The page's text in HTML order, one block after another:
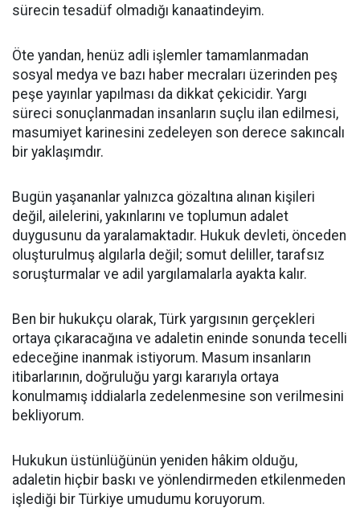
sürecin tesadüf olmadığı kanaatindeyim.
Öte yandan, henüz adli işlemler tamamlanmadan
sosyal medya ve bazı haber mecraları üzerinden peş
peşe yayınlar yapılması da dikkat çekicidir. Yargı
süreci sonuçlanmadan insanların suçlu ilan edilmesi,
masumiyet karinesini zedeleyen son derece sakıncalı
bir yaklaşımdır.
Bugün yaşananlar yalnızca gözaltına alınan kişileri
değil, ailelerini, yakınlarını ve toplumun adalet
duygusunu da yaralamaktadır. Hukuk devleti, önceden
oluşturulmuş algılarla değil; somut deliller, tarafsız
soruşturmalar ve adil yargılamalarla ayakta kalır.
Ben bir hukukçu olarak, Türk yargısının gerçekleri
ortaya çıkaracağına ve adaletin eninde sonunda tecelli
edeceğine inanmak istiyorum. Masum insanların
itibarlarının, doğruluğu yargı kararıyla ortaya
konulmamış iddialarla zedelenmesine son verilmesini
bekliyorum.
Hukukun üstünlüğünün yeniden hâkim olduğu,
adaletin hiçbir baskı ve yönlendirmeden etkilenmeden
işlediği bir Türkiye umudumu koruyorum.